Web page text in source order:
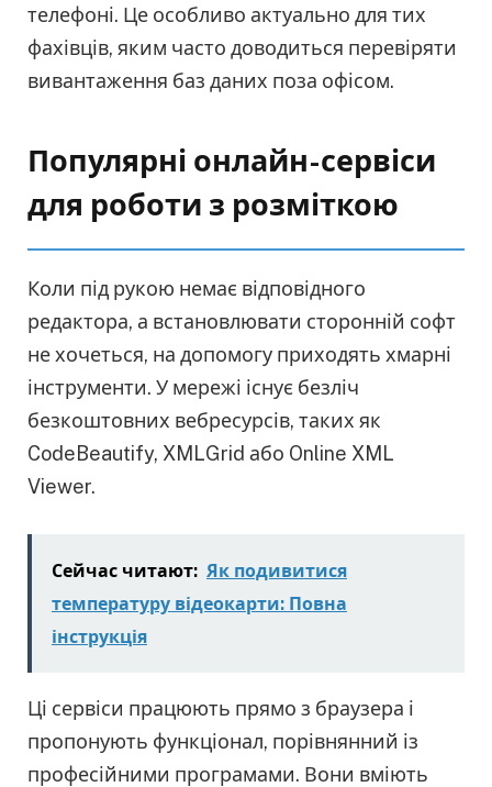
телефоні. Це особливо актуально для тих
фахівців, яким часто доводиться перевіряти
вивантаження баз даних поза офісом.
Популярні онлайн-сервіси
для роботи з розміткою
Коли під рукою немає відповідного
редактора, а встановлювати сторонній софт
не хочеться, на допомогу приходять хмарні
інструменти. У мережі існує безліч
безкоштовних вебресурсів, таких як
CodeBeautify, XMLGrid або Online XML
Viewer.
Сейчас читают: Як подивитися
температуру відеокарти: Повна
інструкція
Ці сервіси працюють прямо з браузера і
пропонують функціонал, порівнянний із
професійними програмами. Вони вміють